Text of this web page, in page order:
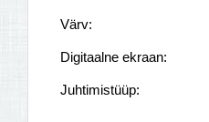
Värv:
Digitaalne ekraan:
Juhtimistüüp: